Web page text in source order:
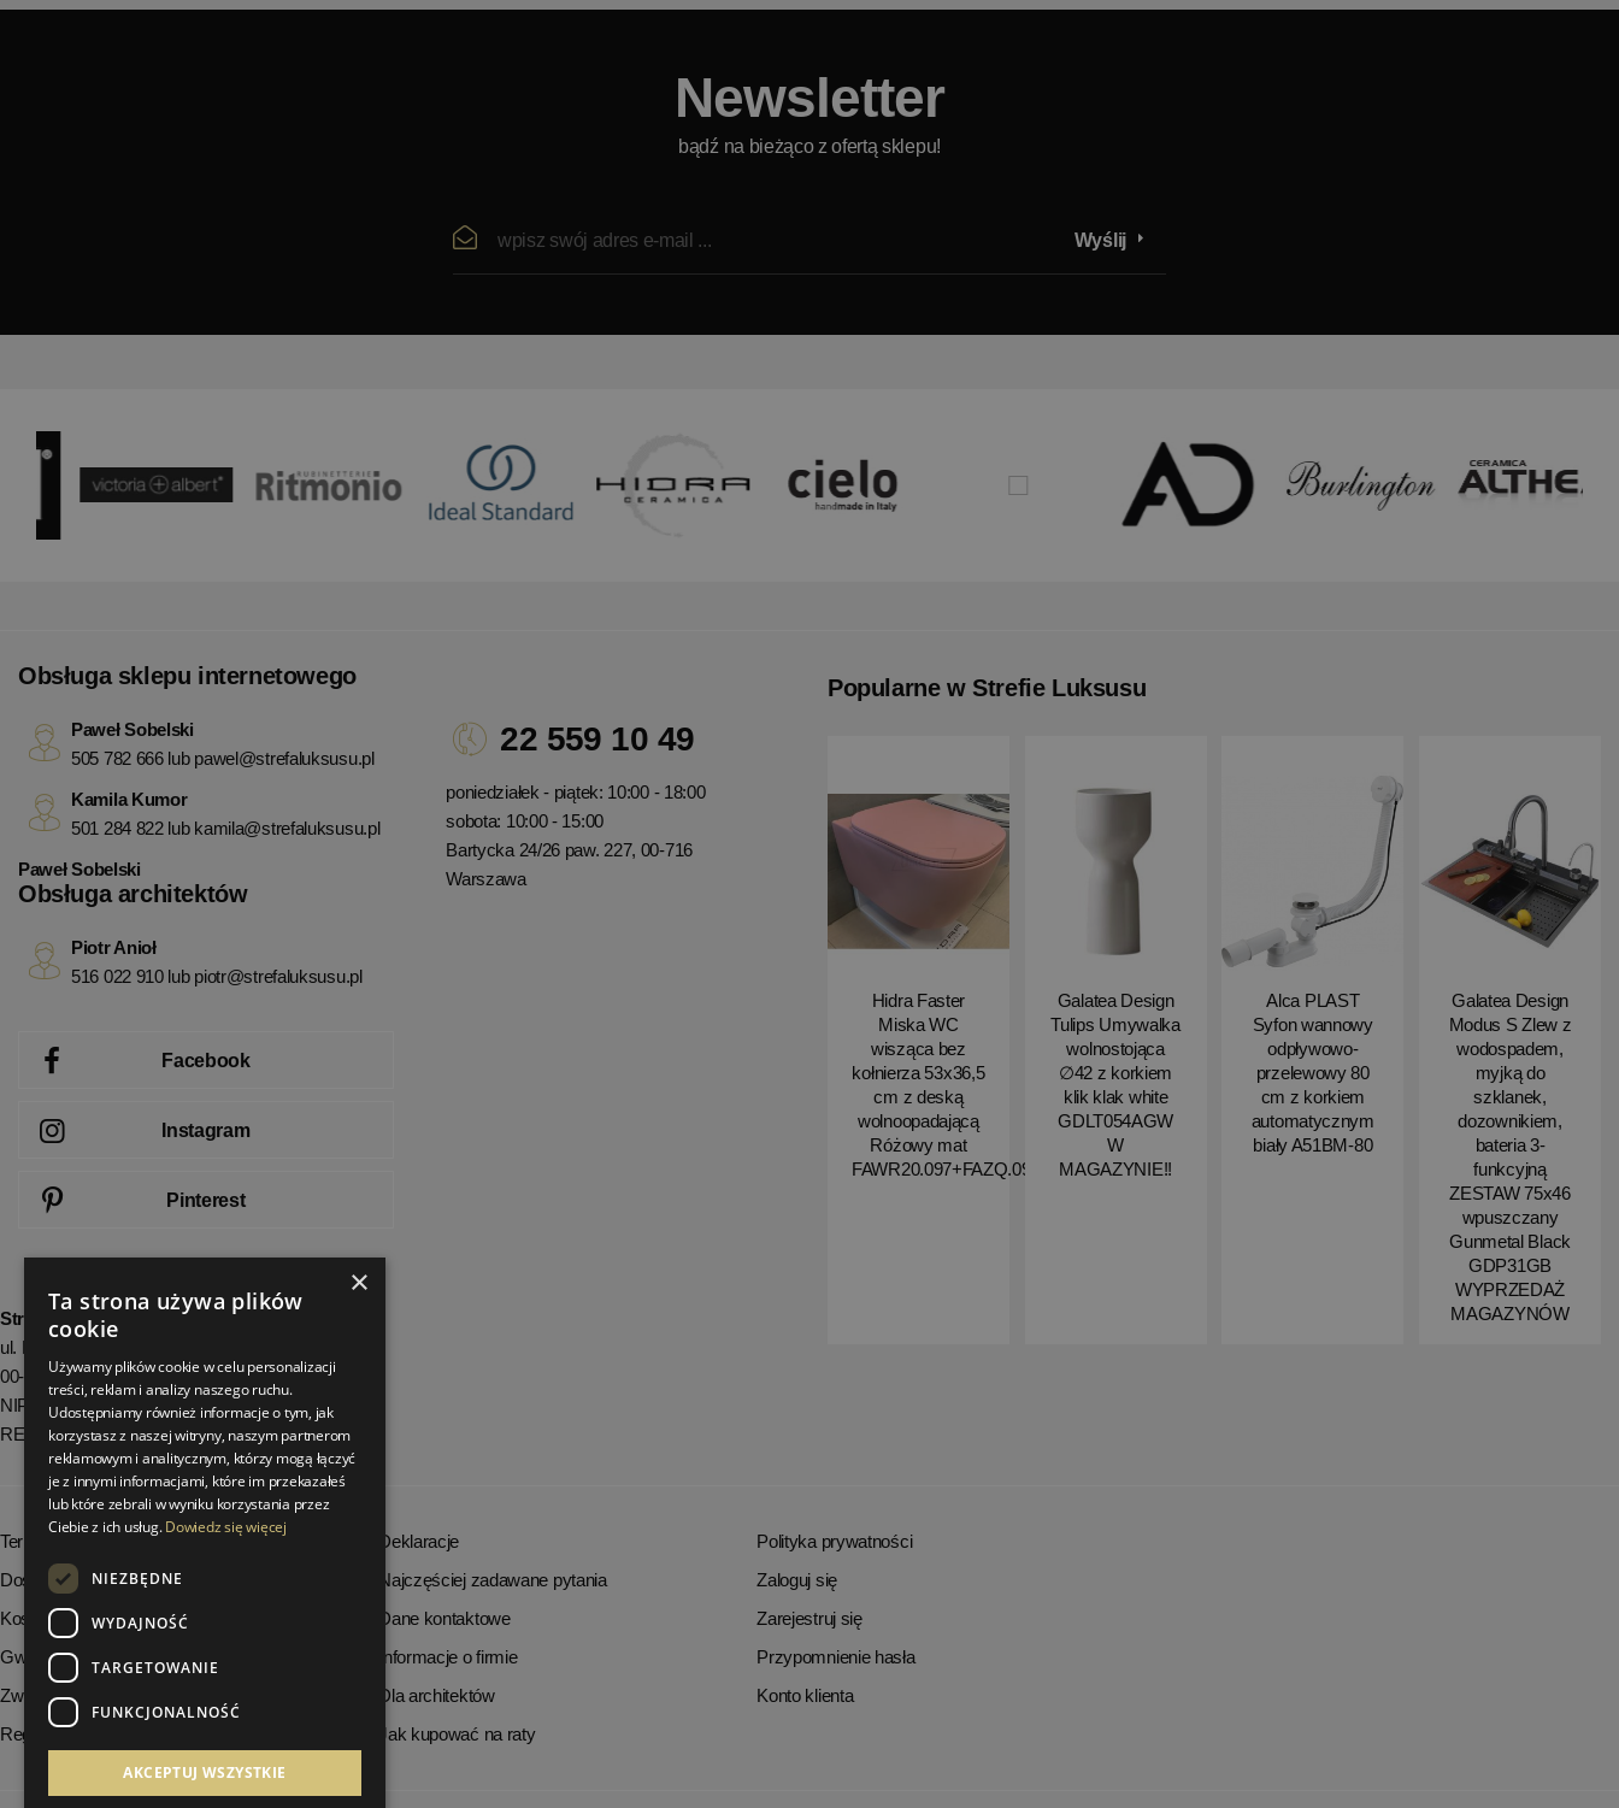
Newsletter
bądź na bieżąco z ofertą sklepu!
Wyślij
Popularne w Strefie Luksusu
Hidra Faster
Miska WC
wisząca bez
kołnierza 53x36,5
cm z deską
wolnoopadającą
Różowy mat
FAWR20.097+FAZQ.097
Galatea Design
Tulips Umywalka
wolnostojąca
∅42 z korkiem
klik klak white
GDLT054AGW
W
MAGAZYNIE!!
Alca PLAST
Syfon wannowy
odpływowo-
przelewowy 80
cm z korkiem
automatycznym
biały A51BM-80
Galatea Design
Modus S Zlew z
wodospadem,
myjką do
szklanek,
dozownikiem,
bateria 3-
funkcyjną
ZESTAW 75x46
wpuszczany
Gunmetal Black
GDP31GB
WYPRZEDAŻ
MAGAZYNÓW
22 559 10 49
poniedziałek - piątek: 10:00 - 18:00
sobota: 10:00 - 15:00
Bartycka 24/26 paw. 227, 00-716
Warszawa
Obsługa sklepu internetowego
Paweł Sobelski
505 782 666 lub pawel@strefaluksusu.pl
Kamila Kumor
501 284 822 lub kamila@strefaluksusu.pl
Paweł Sobelski
Obsługa architektów
Piotr Anioł
516 022 910 lub piotr@strefaluksusu.pl
Facebook
Instagram
Pinterest
StrefaLuksusu.pl
ul. Bartycka 24/26 Pawilon 227
00-716 Warszawa
NIP: 8251972213
REGON: 06035139
Terminy realizacji zamówień
Dostępność produktów
Koszty dostawy
Gwarancja i serwis
Zwrot towaru
Regulamin
Deklaracje
Najczęściej zadawane pytania
Dane kontaktowe
Informacje o firmie
Dla architektów
Jak kupować na raty
Polityka prywatności
Zaloguj się
Zarejestruj się
Przypomnienie hasła
Konto klienta
×
Ta strona używa plików
cookie
Używamy plików cookie w celu personalizacji
treści, reklam i analizy naszego ruchu.
Udostępniamy również informacje o tym, jak
korzystasz z naszej witryny, naszym partnerom
reklamowym i analitycznym, którzy mogą łączyć
je z innymi informacjami, które im przekazałeś
lub które zebrali w wyniku korzystania przez
Ciebie z ich usług.Dowiedz się więcej
NIEZBĘDNE
WYDAJNOŚĆ
TARGETOWANIE
FUNKCJONALNOŚĆ
AKCEPTUJ WSZYSTKIE